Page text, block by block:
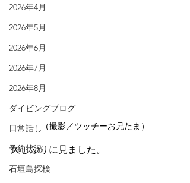
2026年4月
2026年5月
2026年6月
2026年7月
2026年8月
ダイビングブログ
日常話し
予約状況
石垣島探検
（撮影／ツッチーお兄たま）
久しぶりに見ました。